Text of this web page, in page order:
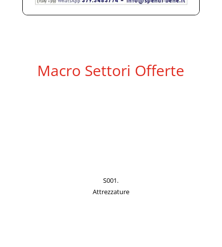
Macro Settori Offerte
S001.
Attrezzature